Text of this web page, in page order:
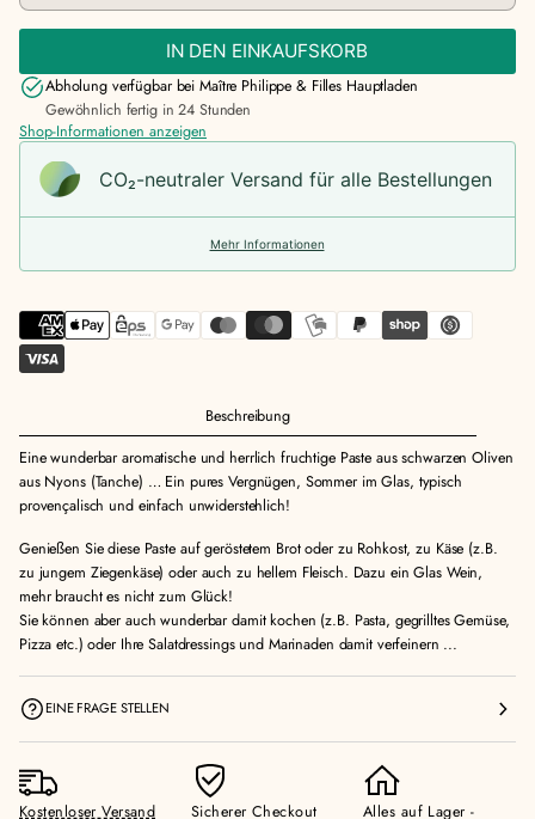
IN DEN EINKAUFSKORB
Abholung verfügbar beiMaître Philippe & Filles Hauptladen
Gewöhnlich fertig in 24 Stunden
Shop-Informationen anzeigen
CO₂-neu­t­raler Versand für alle Bestellungen
Mehr Informationen
Beschreibung
Eine wunderbar aromatische und herrlich fruchtige Paste aus schwarzen Oliven
aus Nyons (Tanche) … Ein pures Vergnügen, Sommer im Glas, typisch
provençalisch und einfach unwiderstehlich!
Genießen Sie diese Paste auf geröstetem Brot oder zu Rohkost, zu Käse (z.B.
zu jungem Ziegenkäse) oder auch zu hellem Fleisch. Dazu ein Glas Wein,
mehr braucht es nicht zum Glück!
Sie können aber auch wunderbar damit kochen (z.B. Pasta, gegrilltes Gemüse,
Pizza etc.) oder Ihre Salatdressings und Marinaden damit verfeinern ...
EINE FRAGE STELLEN
Kostenloser Versand Sicherer Checkout Alles auf Lager -